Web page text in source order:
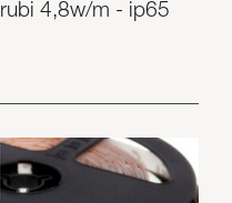
rubi 4,8w/m - ip65